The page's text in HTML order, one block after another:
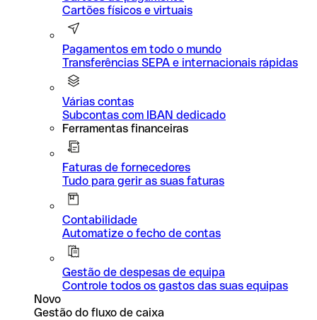
Cartões físicos e virtuais
Pagamentos em todo o mundo
Transferências SEPA e internacionais rápidas
Várias contas
Subcontas com IBAN dedicado
Ferramentas financeiras
Faturas de fornecedores
Tudo para gerir as suas faturas
Contabilidade
Automatize o fecho de contas
Gestão de despesas de equipa
Controle todos os gastos das suas equipas
Novo
Gestão do fluxo de caixa